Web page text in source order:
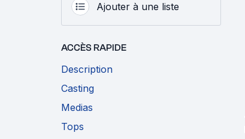
Ajouter à une liste
ACCÈS RAPIDE
Description
Casting
Medias
Tops